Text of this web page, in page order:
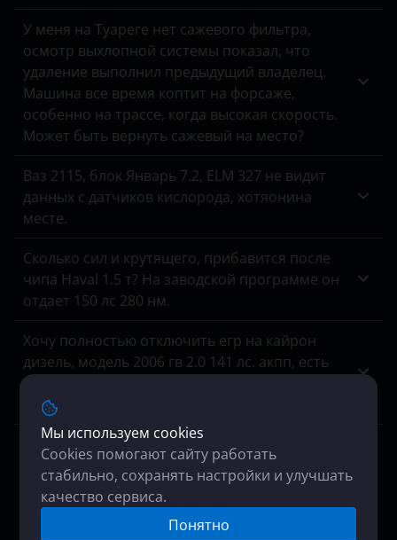
Мы используем cookies
Cookies помогают сайту работать
стабильно, сохранять настройки и улучшать
качество сервиса.
Понятно
Hawtai
Honda
Hummer
Hyundai
Infiniti
Isuzu
Iveco
JAC
Jeep
Kia
Land Rover
Lexus
У меня на Туареге нет сажевого фильтра,
осмотр выхлопной системы показал, что
удаление выполнил предыдущий владелец.
Машина все время коптит на форсаже,
особенно на трассе, когда высокая скорость.
Может быть вернуть сажевый на место?
Ваз 2115, блок Январь 7.2, ELM 327 не видит
данных с датчиков кислорода, хотяонина
месте.
Сколько сил и крутящего, прибавится после
чипа Haval 1.5 т? На заводской программе он
отдает 150 лс 280 нм.
Хочу полностью отключить егр на кайрон
дизель, модель 2006 гв 2.0 141 лс. акпп, есть
возможность? Цена? Обратный процесс
включения клапана, если что, возможен?
Нам отказали в отключении мочевины на
Mersedes Arocs, мотивируя это отсутствием
оборудования для прошивки блоков MCM и
ACM, ошибок в них куча, аварийный режим,
переключения скоростей вручную, работать